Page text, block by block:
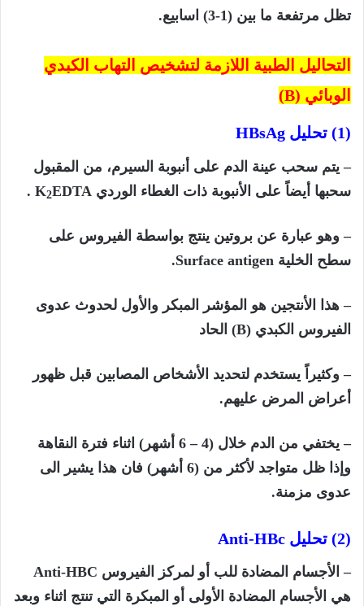
تظل مرتفعة ما بين (1-3) اسابيع.
التحاليل الطبية اللازمة لتشخيص التهاب الكبدي
الوبائي (B)
(1) تحليل HBsAg
– يتم سحب عينة الدم على أنبوبة السيرم، من المقبول
سحبها أيضاً على الأنبوبة ذات الغطاء الوردي
K2EDTA
.
– وهو عبارة عن بروتين ينتج بواسطة الفيروس على
سطح الخلية Surface antigen
.
– هذا الأنتجين هو المؤشر المبكر والأول لحدوث عدوى
الفيروس الكبدي (B) الحاد
– وكثيراً يستخدم لتحديد الأشخاص المصابين قبل ظهور
أعراض المرض عليهم.
– يختفي من الدم خلال (4 – 6 أشهر) اثناء فترة النقاهة
وإذا ظل متواجد لأكثر من (6 أشهر) فان هذا يشير الى
عدوى مزمنة.
(2) تحليل Anti-HBc
– الأجسام المضادة للب أو لمركز الفيروس Anti-HBC
هي الأجسام المضادة الأولى أو المبكرة التي تنتج اثناء وبعد